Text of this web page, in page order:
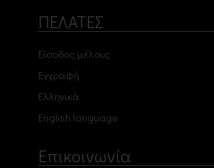
ΠΕΛΑΤΕΣ
Είσοδος μέλους
Εγγραφή
Ελληνικά
English language
Επικοινωνία